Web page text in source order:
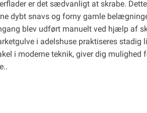
er det sædvanligt at skrabe.
dybt snavs og forny gamle
blev udført manuelt ved hjælp af
i adelshuse praktiseres stadig
i moderne teknik, giver dig